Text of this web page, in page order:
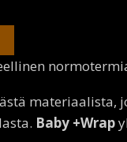
materiaalista,
Baby +Wrap